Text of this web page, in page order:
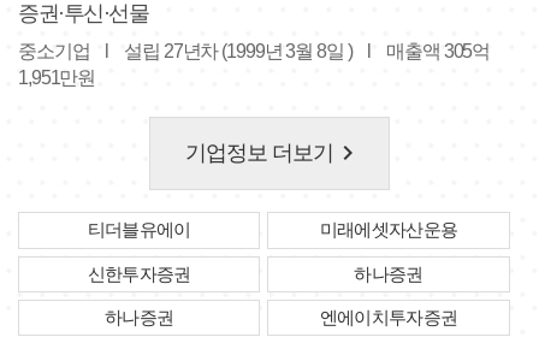
증권·투신·선물
중소기업 설립 27년차 (1999년 3월 8일 )
매출액 305억
1,951만원
기업정보 더보기 keyboard_arrow_right
티더블유에이 미래에셋자산운용
신한투자증권 하나증권
하나증권 엔에이치투자증권